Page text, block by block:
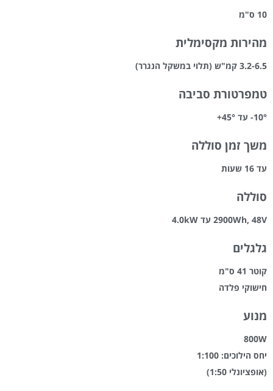
10 ס"מ
מהירות מקסימלית
3.2-6.5 קמ"ש (תלוי במשקל הנגרר)
טמפרטורת סביבה
10°- עד 45°+
משך זמן סוללה
עד 16 שעות
סוללה
2900Wh, 48V עד 4.0kW
גלגלים
קוטר 41 ס"מ
חישוקי פלדה
מנוע
800W
יחס הילוכים: 1:100
(אופציונלי 1:50)